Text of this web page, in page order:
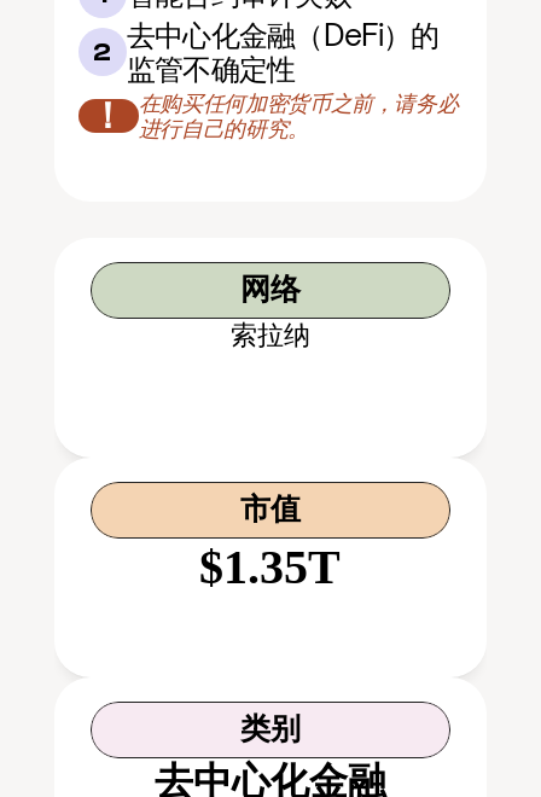
2 去中心化金融（DeFi）的
监管不确定性
！
在购买任何加密货币之前，请务必
进行自己的研究。
网络
索拉纳
市值
$1.35T
类别
去中心化金融